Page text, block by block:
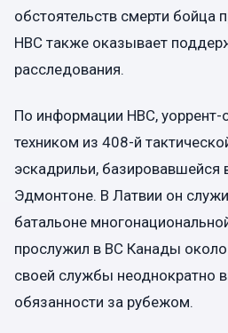
обстоятельств смерти бойца
НВС также оказывает
расследования.
По информации НВС,
техником из 408-й
эскадрильи, базировавшейся
Эдмонтоне. В Латвии он
батальоне
прослужил в ВС Канады
своей службы неоднократно
обязанности за рубежом.